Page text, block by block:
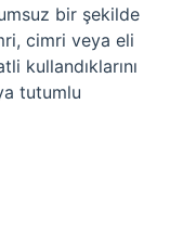
bir şekilde
cimri veya eli
kullandıklarını
tutumlu